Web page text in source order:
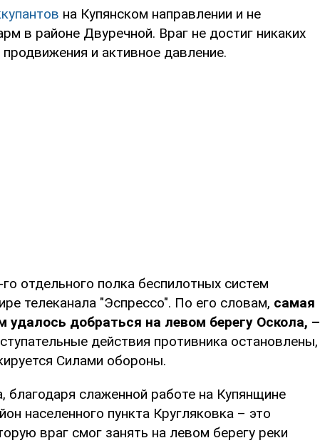
на Купянском направлении и не
в районе Двуречной. Враг не достиг никаких
и активное давление.
отдельного полка беспилотных систем
телеканала "Эспрессо". По его словам, самая
удалось добраться на левом берегу Оскола, –
действия противника остановлены,
Силами обороны.
благодаря слаженной работе на Купянщине
населенного пункта Кругляковка – это
враг смог занять на левом берегу реки